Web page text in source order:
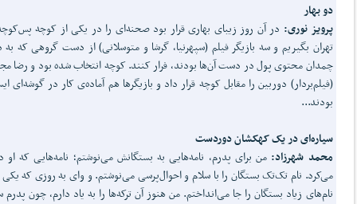
دو بهار
پرویز نوری: در آن روز زیبای بهاری قرار بود صحنه‌ای را در یکی از کوچه
تهران بگیریم و سه بازیگر فیلم (سپهرنیا، گرشا و متوسلانی) از دست گروهی که به
چمدان محتوی پول در دست آن‌ها بودند، فرار کنند. کوچه انتخاب شده بود و رضا
(فیلم‌بردار) دوربین را مقابل کوچه قرار داد و بازیگرها هم آماده‌ی کار در گوشه‌ای
بودند...
سیاره‌ای در یک کهکشان دوردست
محمد شهرزاد: من برای پدرم، نامه‌هایی به بستگانش می‌نوشتم؛ نامه‌هایی که او
می‌کرد. نام تک‌تک بستگان را با سلام و احوال‌پرسی می‌نوشتم. و وای به روزی که یکی
نام‌های زیاد بستگان را جا می‌انداختم. من هنوز آن ترکه‌ها را به یاد دارم، چون پدرم